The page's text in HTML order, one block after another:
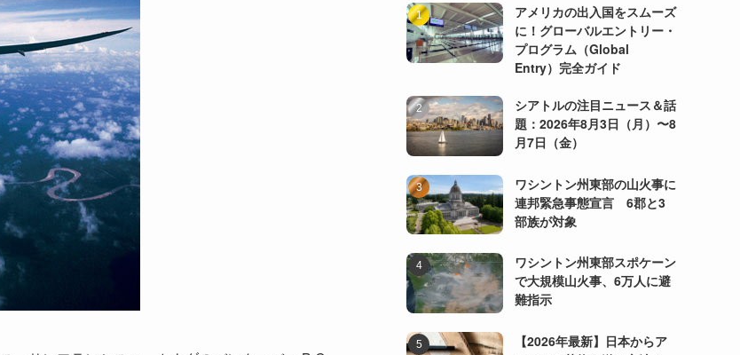
アメリカの出入国をスムーズ
に！グローバルエントリー・
プログラム（Global
Entry）完全ガイド
シアトルの注目ニュース＆話
題：2026年8月3日（月）〜8
月7日（金）
ワシントン州東部の山火事に
連邦緊急事態宣言 6郡と3
部族が対象
ワシントン州東部スポケーン
で大規模山火事、6万人に避
難指示
【2026年最新】日本からア